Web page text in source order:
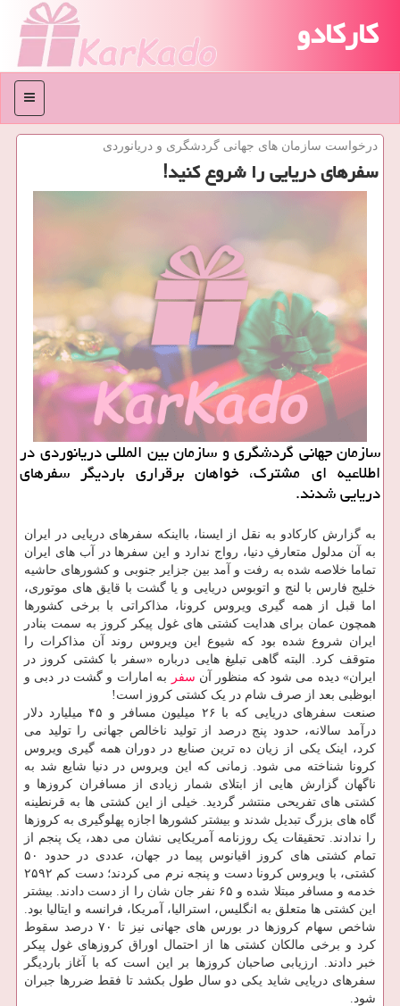
کارکادو
منو
درخواست سازمان های جهانی گردشگری و دریانوردی
سفرهای دریایی را شروع كنید!
سازمان جهانی گردشگری و سازمان بین المللی دریانوردی در
اطلاعیه ای مشترك، خواهان برقراری باردیگر سفرهای
دریایی شدند.
به گزارش کارکادو به نقل از ایسنا، بااینکه سفرهای دریایی در ایران
به آن مدلول متعارفِ دنیا، رواج ندارد و این سفرها در آب های ایران
تماما خلاصه شده به رفت و آمد بین جزایر جنوبی و کشورهای حاشیه
خلیج فارس با لنج و اتوبوس دریایی و یا گشت با قایق های موتوری،
اما قبل از همه گیری ویروس کرونا، مذاکراتی با برخی کشورها
همچون عمان برای هدایت کشتی های غول پیکر کروز به سمت بنادر
ایران شروع شده بود که شیوع این ویروس روند آن مذاکرات را
متوقف کرد. البته گاهی تبلیغ هایی درباره «سفر با کشتی کروز در
ایران» دیده می شود که منظور آن سفر
به امارات و گشت در دبی و
ابوظبی بعد از صرف شام در یک کشتی کروز است!
صنعت سفرهای دریایی که با ۲۶ میلیون مسافر و ۴۵ میلیارد دلار
درآمد سالانه، حدود پنج درصد از تولید ناخالص جهانی را تولید می
کرد، اینک یکی از زیان ده ترین صنایع در دوران همه گیری ویروس
کرونا شناخته می شود. زمانی که این ویروس در دنیا شایع شد به
ناگهان گزارش هایی از ابتلای شمار زیادی از مسافران کروزها و
کشتی های تفریحی منتشر گردید. خیلی از این کشتی ها به قرنطینه
گاه های بزرگ تبدیل شدند و بیشتر کشورها اجازه پهلوگیری به کروزها
را ندادند. تحقیقات یک روزنامه آمریکایی نشان می دهد، یک پنجم از
تمام کشتی های کروز اقیانوس پیما در جهان، عددی در حدود ۵۰
کشتی، با ویروس کرونا دست و پنجه نرم می کردند؛ دست کم ۲۵۹۲
خدمه و مسافر مبتلا شده و ۶۵ نفر جان شان را از دست دادند. بیشتر
این کشتی ها متعلق به انگلیس، استرالیا، آمریکا، فرانسه و ایتالیا بود.
شاخص سهام کروزها در بورس های جهانی نیز تا ۷۰ درصد سقوط
کرد و برخی مالکان کشتی ها از احتمال اوراق کروزهای غول پیکر
خبر دادند. ارزیابی صاحبان کروزها بر این است که با آغاز باردیگر
سفرهای دریایی شاید یکی دو سال طول بکشد تا فقط ضررها جبران
شود.